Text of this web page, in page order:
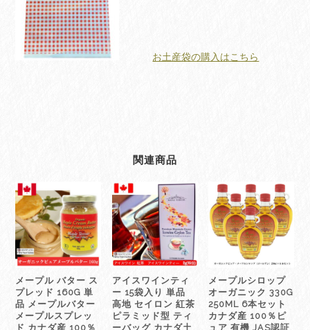
お土産袋の購入はこちら
関連商品
メープル バター ス
プレッド 160G 単
品 メープルバター
メープルスプレッ
ド カナダ産 100％
アイスワインティ
ー 15袋入り 単品
高地 セイロン 紅茶
ピラミッド型 ティ
ーバッグ カナダ土
メープルシロップ
オーガニック 330G
250ML 6本セット
カナダ産 100％ピ
ュア 有機 JAS認証